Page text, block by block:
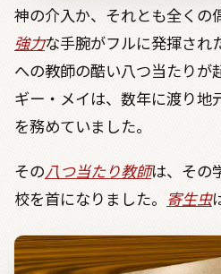
神の介入か、それとも全くの
強力な手腕がフルに発揮され
への教師の酷い八つ当たりが
ギー・メイは、数年に渡り地
を務めていました。
その八つ当たり教師は、その
校を首になりました。 寄生虫